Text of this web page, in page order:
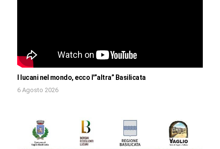
I lucani nel mondo, ecco l'”altra” Basilicata
6 Agosto 2026